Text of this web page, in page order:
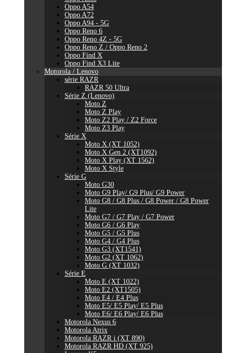
Oppo A54
Oppo A72
Oppo A94 - 5G
Oppo Reno 6
Oppo Reno 4Z - 5G
Oppo Reno Z / Oppo Reno 2
Oppo Find X
Oppo Find X3 Lite
Motorola / Lenovo
série RAZR
RAZR 50 Ultra
Série Z (Lenovo)
Moto Z
Moto Z Play
Moto Z2 Play / Z2 Force
Moto Z3 Play
Série X
Moto X (XT 1052)
Moto X Gen 2 (XT1092)
Moto X Play (XT 1562)
Moto X Style
Série G
Moto G30
Moto G9 Play/ G9 Plus/ G9 Power
Moto G8 / G8 Plus / G8 Power / G8 Power
Lite
Moto G7 / G7 Play / G7 Power
Moto G6 / G6 Play
Moto G5 / G5 Plus
Moto G4 / G4 Plus
Moto G3 (XT1541)
Moto G2 (XT 1062)
Moto G (XT 1032)
Série E
Moto E (XT 1022)
Moto E2 (XT1505)
Moto E4 / E4 Plus
Moto E5/ E5 Play/ E5 Plus
Moto E6/ E6 Play/ E6 Plus
Motorola Nexus 6
Motorola Atrix
Motorola RAZR i (XT 890)
Motorola RAZR HD (XT 925)